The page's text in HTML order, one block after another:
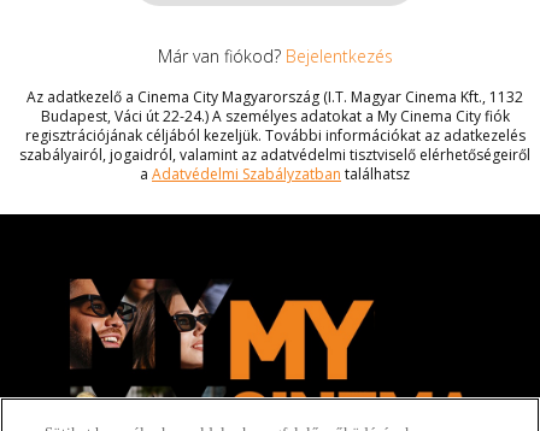
Már van fiókod? Bejelentkezés
Az adatkezelő a Cinema City Magyarország (I.T. Magyar Cinema Kft., 1132
Budapest, Váci út 22‑24.) A személyes adatokat a My Cinema City fiók
regisztrációjának céljából kezeljük. További információkat az adatkezelés
szabályairól, jogaidról, valamint az adatvédelmi tisztviselő elérhetőségeiről
a Adatvédelmi Szabályzatban találhatsz